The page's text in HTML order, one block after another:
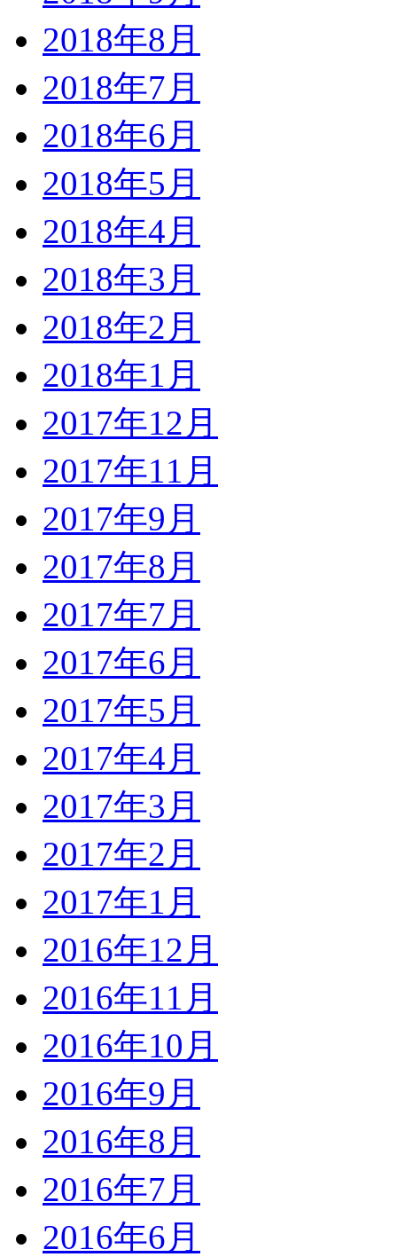
2018年8月
2018年7月
2018年6月
2018年5月
2018年4月
2018年3月
2018年2月
2018年1月
2017年12月
2017年11月
2017年9月
2017年8月
2017年7月
2017年6月
2017年5月
2017年4月
2017年3月
2017年2月
2017年1月
2016年12月
2016年11月
2016年10月
2016年9月
2016年8月
2016年7月
2016年6月